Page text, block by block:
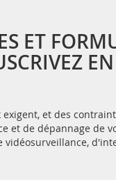
ET
et des
et de dépannage de
vidéosurveillance,